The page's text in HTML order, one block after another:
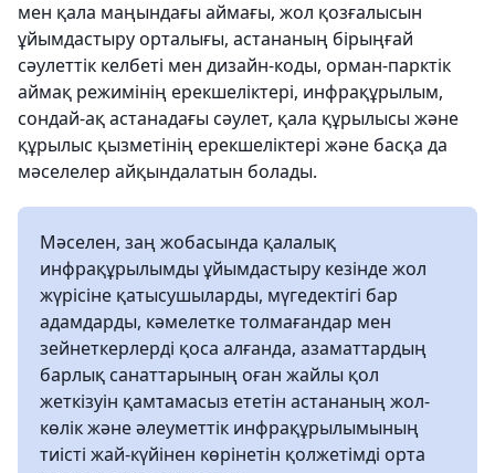
мен қала маңындағы аймағы, жол қозғалысын
ұйымдастыру орталығы, астананың бірыңғай
сәулеттік келбеті мен дизайн-коды, орман-парктік
аймақ режимінің ерекшеліктері, инфрақұрылым,
сондай-ақ астанадағы сәулет, қала құрылысы және
құрылыс қызметінің ерекшеліктері және басқа да
мәселелер айқындалатын болады.
Мәселен, заң жобасында қалалық
инфрақұрылымды ұйымдастыру кезінде жол
жүрісіне қатысушыларды, мүгедектігі бар
адамдарды, кәмелетке толмағандар мен
зейнеткерлерді қоса алғанда, азаматтардың
барлық санаттарының оған жайлы қол
жеткізуін қамтамасыз ететін астананың жол-
көлік және әлеуметтік инфрақұрылымының
тиісті жай-күйінен көрінетін қолжетімді орта